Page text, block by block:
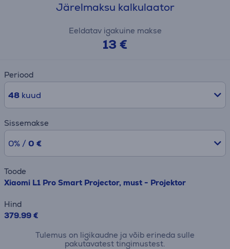
Järelmaksu kalkulaator
Eeldatav igakuine makse
13 €
Periood
48kuud
Sissemakse
0% / 0 €
Toode
Xiaomi L1 Pro Smart Projector, must - Projektor
Hind
379.99 €
Tulemus on ligikaudne ja võib erineda sulle
pakutavatest tingimustest.